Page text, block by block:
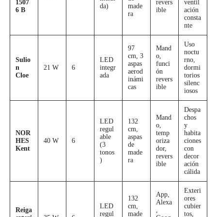
1507
6 B
da)
made
ra
revers
ible
ventil
ación
consta
nte
Sulio
n
Cloe
21 W 6
LED
integr
ada
97
cm, 3
aspas
aerod
inámi
cas
Mand
o,
funci
ón
revers
ible
Uso
noctu
rno,
dormi
torios
silenc
iosos
NOR
HES
Kent
40 W 6
LED
regul
able
(3
tonos
)
132
cm,
aspas
de
made
ra
Mand
o,
temp
oriza
dor,
revers
ible
Despa
chos
y
habita
ciones
con
decor
ación
cálida
Reiga
LED
regul
132
cm,
made
App,
Alexa
Exteri
ores
cubier
tos,